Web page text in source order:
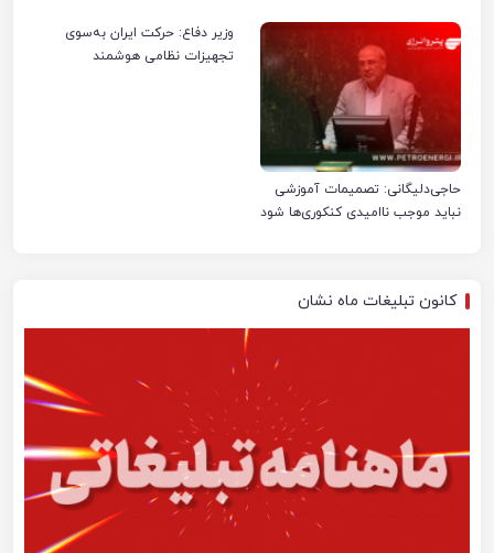
حاجی‌دلیگانی: تصمیمات آموزشی
نباید موجب ناامیدی کنکوری‌ها شود
وزیر دفاع: حرکت ایران به‌سوی
تجهیزات نظامی هوشمند
کانون تبلیغات ماه نشان